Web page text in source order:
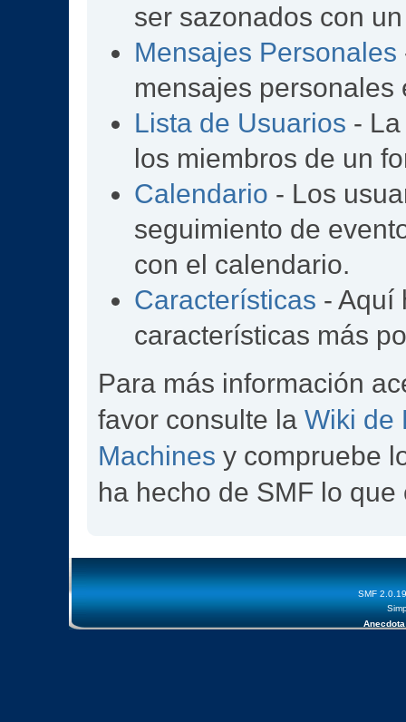
ser sazonados con
Mensajes Personales
mensajes personales
Lista de Usuarios -
los miembros de un
Calendario - Los
seguimiento de
con el calendario.
Características - Aquí
características más
Para más información
favor consulte laWiki de
Machines y compruebe
ha hecho de SMF lo que
SMF 2.0.19
Anecdota